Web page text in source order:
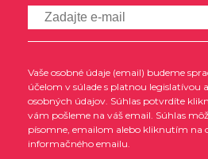
Vaše osobné údaje (email) budeme
účelom v súlade s platnou legislatívou
osobných údajov. Súhlas potvrdíte
vám pošleme na váš email. Súhlas
písomne, emailom alebo kliknutím na
informačného emailu.